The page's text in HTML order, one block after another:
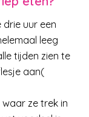
uur een
leeg
tijden zien te
aan(
ze trek in